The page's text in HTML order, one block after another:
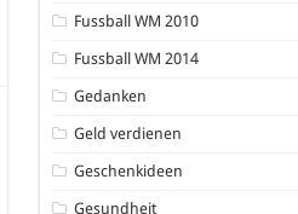
Fussball WM 2010
Fussball WM 2014
Gedanken
Geld verdienen
Geschenkideen
Gesundheit